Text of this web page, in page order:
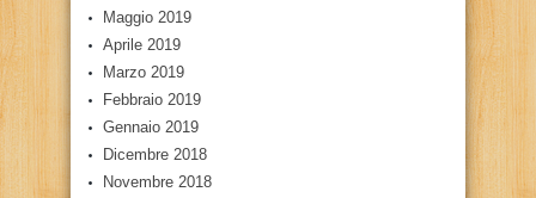
Maggio 2019
Aprile 2019
Marzo 2019
Febbraio 2019
Gennaio 2019
Dicembre 2018
Novembre 2018